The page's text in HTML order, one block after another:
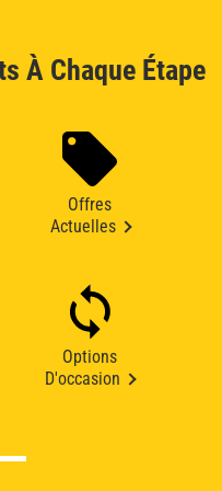
À Chaque Étape
Offres
Actuelles
Options
D'occasion